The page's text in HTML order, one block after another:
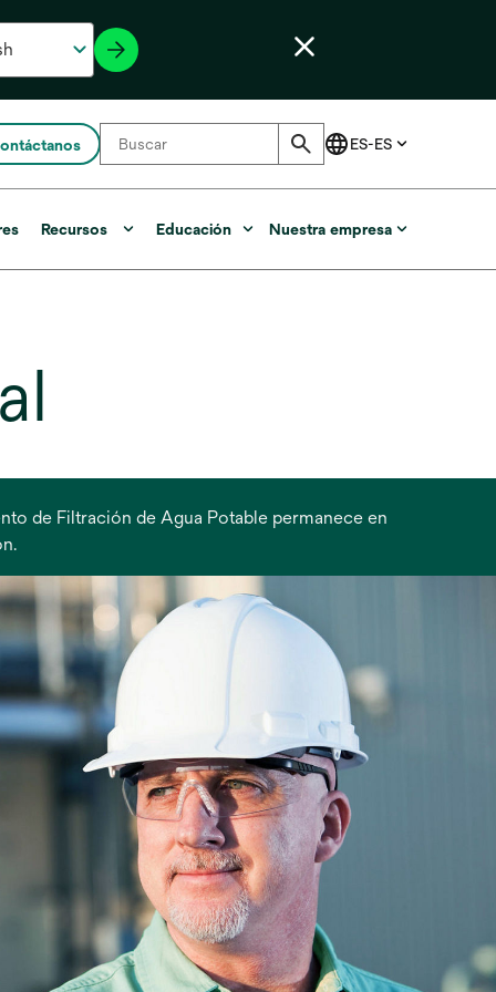
Recursos Educación Nuestra empresa
de Filtración de Agua Potable permanece en